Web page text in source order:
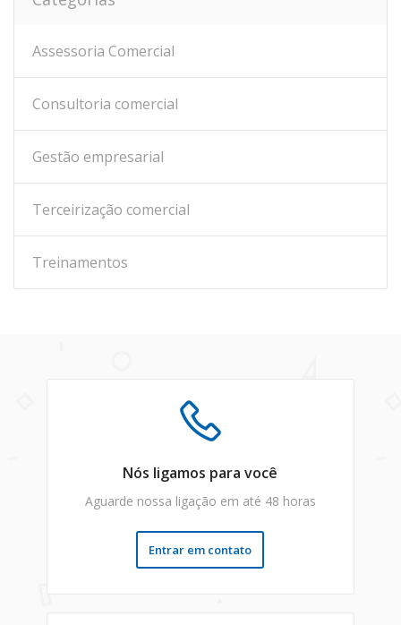
Assessoria Comercial
Consultoria comercial
Gestão empresarial
Terceirização comercial
Treinamentos
Nós ligamos para você
Aguarde nossa ligação em até 48 horas
Entrar em contato